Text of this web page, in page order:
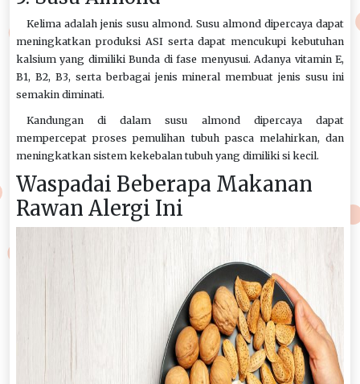
Kelima adalah jenis susu almond. Susu almond dipercaya dapat
meningkatkan produksi ASI serta dapat mencukupi kebutuhan
kalsium yang dimiliki Bunda di fase menyusui. Adanya vitamin E,
B1, B2, B3, serta berbagai jenis mineral membuat jenis susu ini
semakin diminati.
Kandungan di dalam susu almond dipercaya dapat
mempercepat proses pemulihan tubuh pasca melahirkan, dan
meningkatkan sistem kekebalan tubuh yang dimiliki si kecil.
Waspadai Beberapa Makanan
Rawan Alergi Ini